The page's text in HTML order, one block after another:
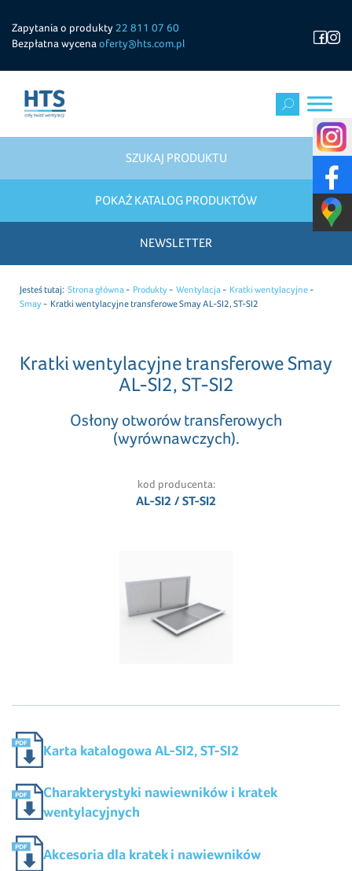
Zapytania o produkty 22 811 07 60
Bezpłatna wycena oferty@hts.com.pl
SZUKAJ PRODUKTU
POKAŻ KATALOG PRODUKTÓW
NEWSLETTER
Jesteś tutaj: Strona główna Produkty Wentylacja
Kratki wentylacyjne
Smay
Kratki wentylacyjne transferowe Smay AL-SI2, ST-SI2
Kratki wentylacyjne transferowe Smay
AL-SI2, ST-SI2
Osłony otworów transferowych
(wyrównawczych).
kod producenta:
AL-SI2 / ST-SI2
Karta katalogowa AL-SI2, ST-SI2
Charakterystyki nawiewników i kratek
wentylacyjnych
Akcesoria dla kratek i nawiewników